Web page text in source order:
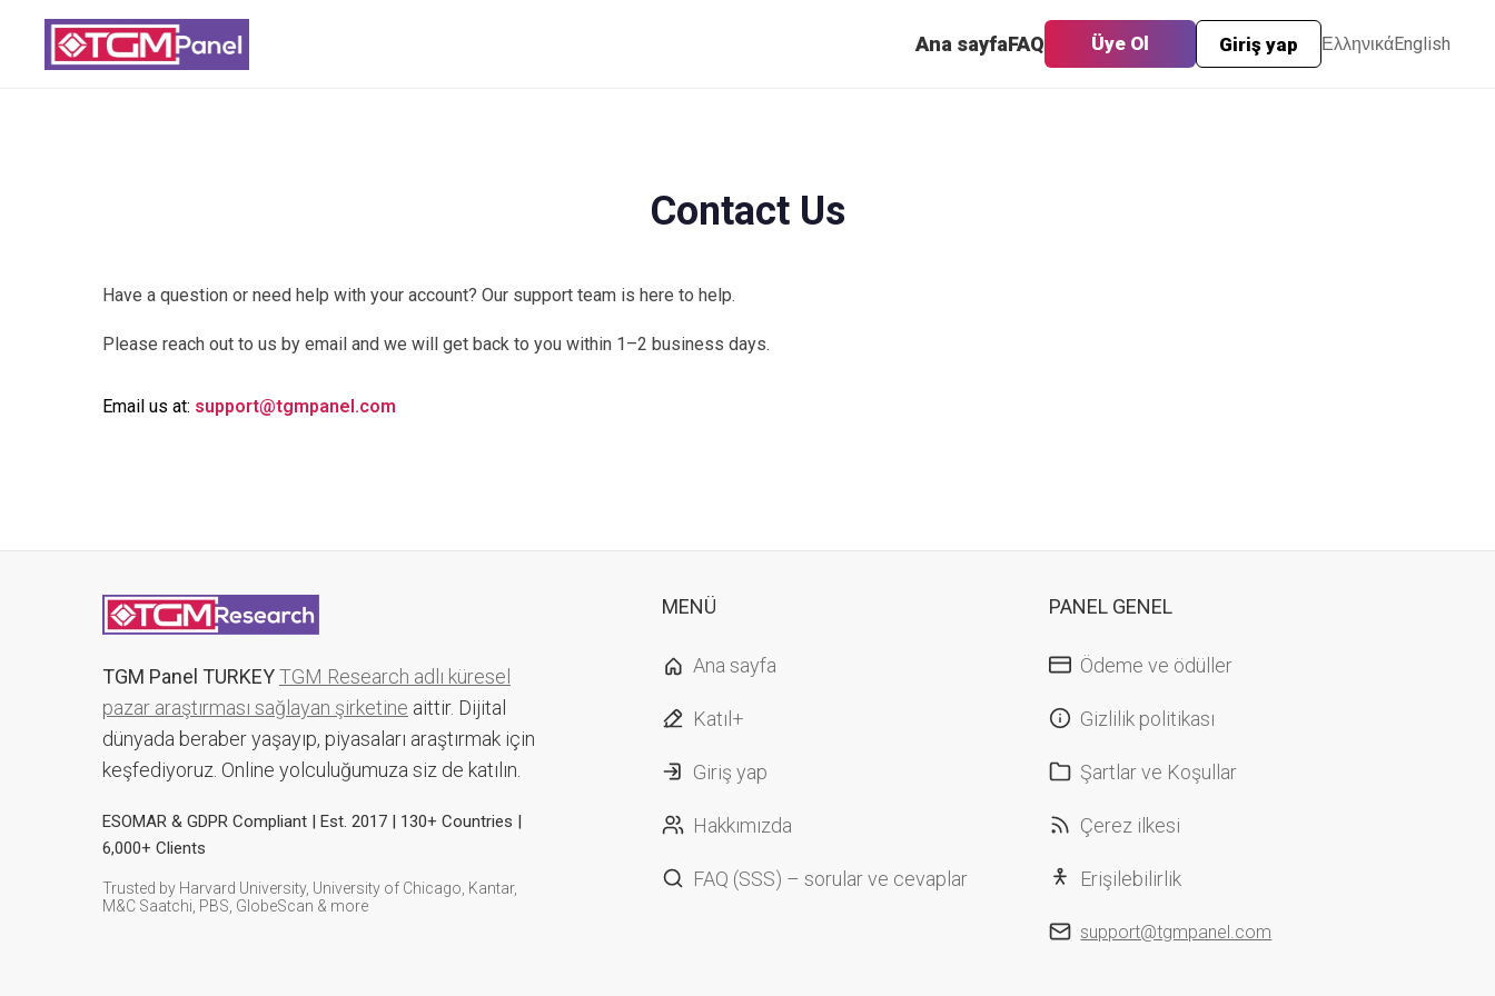
Ana sayfaFAQ Üye Ol Giriş yap ΕλληνικάEnglish
Contact Us
Have a question or need help with your account? Our support team is here to help.
Please reach out to us by email and we will get back to you within 1–2 business days.
Email us at: support@tgmpanel.com
TGM Panel TURKEYTGM Research adlı küresel
pazar araştırması sağlayan şirketine aittir. Dijital
dünyada beraber yaşayıp, piyasaları araştırmak için
keşfediyoruz. Online yolculuğumuza siz de katılın.
ESOMAR & GDPR Compliant | Est. 2017 | 130+ Countries |
6,000+ Clients
Trusted by Harvard University, University of Chicago, Kantar,
M&C Saatchi, PBS, GlobeScan & more
MENÜ
Ana sayfa
Katıl+
Giriş yap
Hakkımızda
FAQ (SSS) – sorular ve cevaplar
PANEL GENEL
Ödeme ve ödüller
Gizlilik politikası
Şartlar ve Koşullar
Çerez ilkesi
Erişilebilirlik
support@tgmpanel.com